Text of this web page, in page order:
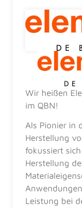
Wir heißen
im QBN!
Als Pionier in
Herstellung
fokussiert
Herstellung
Leistung bei